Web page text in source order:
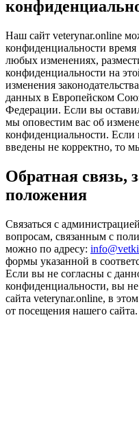
Наш сайт veterynar.online
конфиденциальности
любых изменениях,
конфиденциальности на
изменения
данных в Европейском
Федерации. Если вы
мы оповестим вас об
конфиденциальности.
введены не корректно, то
Обратная связь,
положения
Связаться с
вопросам, связанным с
можно по адресу:
формы указанной в
Если вы не согласны с
конфиденциальности, вы
сайта veterynar.online, в
от посещения нашего сайта.